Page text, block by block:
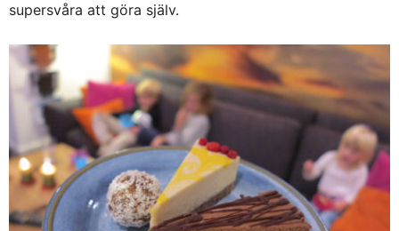
supersvåra att göra själv.